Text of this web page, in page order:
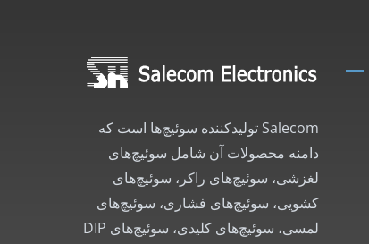
Salecom تولیدکننده سوئیچ‌ها است که
دامنه محصولات آن شامل سوئیچ‌های
لغزشی، سوئیچ‌های راکر، سوئیچ‌های
کشویی، سوئیچ‌های فشاری، سوئیچ‌های
لمسی، سوئیچ‌های کلیدی، سوئیچ‌های DIP